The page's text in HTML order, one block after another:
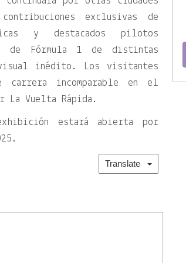
exclusivas de
y destacados pilotos
de Fórmula 1 de distintas
inédito. Los visitantes
carrera incomparable en el
La Vuelta Rápida.
estará abierta por
Translate